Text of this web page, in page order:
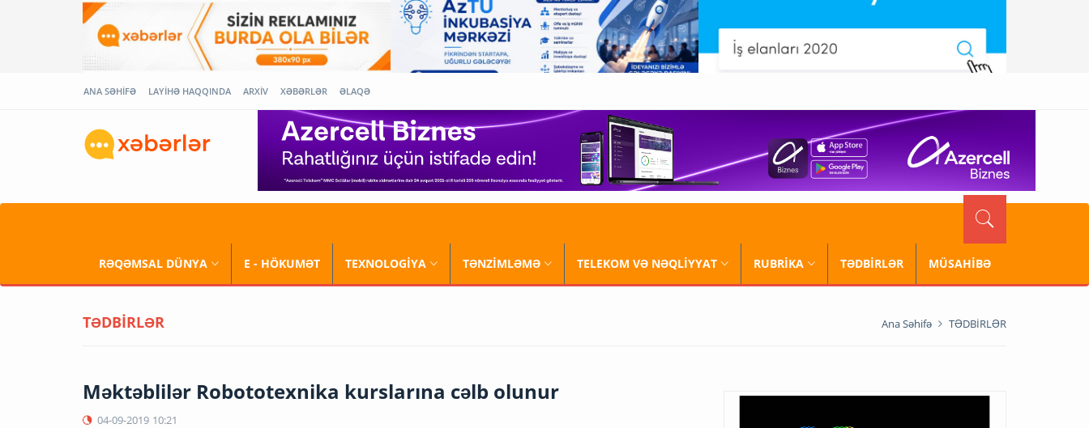
ANA SƏHİFƏ LAYİHƏ HAQQINDA ARXİV XƏBƏRLƏR ƏLAQƏ
RƏQƏMSAL DÜNYA E - HÖKUMƏT TEXNOLOGİYA TƏNZİMLƏMƏ TELEKOM VƏ NƏQLİYYAT RUBRİKA TƏDBİRLƏR MÜSAHİBƏ
TƏDBİRLƏR Ana Səhifə TƏDBİRLƏR
Məktəblilər Robototexnika kurslarına cəlb olunur
04-09-2019 10:21